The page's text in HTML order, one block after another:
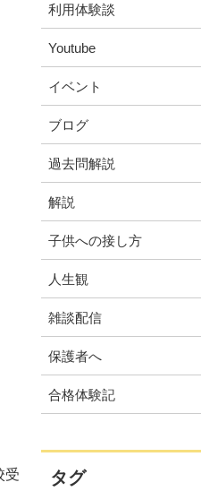
受
利用体験談
Youtube
イベント
ブログ
過去問解説
解説
子供への接し方
人生観
雑談配信
保護者へ
合格体験記
タグ